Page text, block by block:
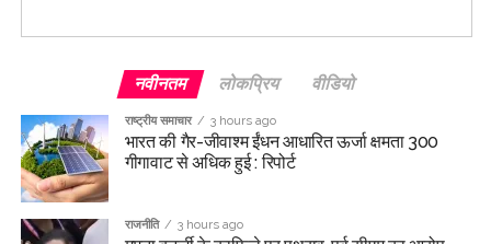
नवीनतम लोकप्रिय वीडियो
राष्ट्रीय समाचार 3 hours ago
भारत की गैर-जीवाश्म ईंधन आधारित ऊर्जा क्षमता 300
गीगावाट से अधिक हुई : रिपोर्ट
राजनीति 3 hours ago